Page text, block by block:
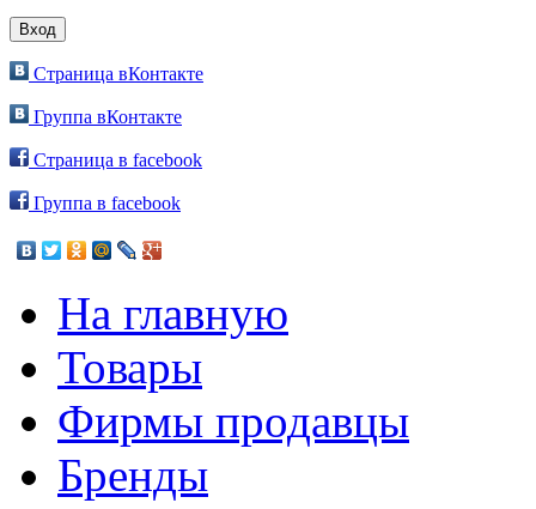
Страница вКонтакте
Группа вКонтакте
Страница в facebook
Группа в facebook
На главную
Товары
Фирмы продавцы
Бренды